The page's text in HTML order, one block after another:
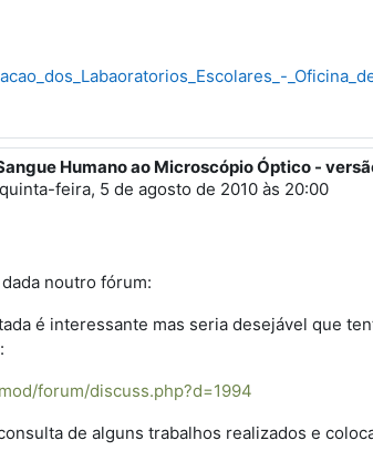
Magalhaes'
Humano ao Microscópio Óptico -
quinta-feira, 5 de agosto de 2010 às 20:00
noutro fórum:
é interessante mas seria desejável que
forum/discuss.php?d=1994
de alguns trabalhos realizados e